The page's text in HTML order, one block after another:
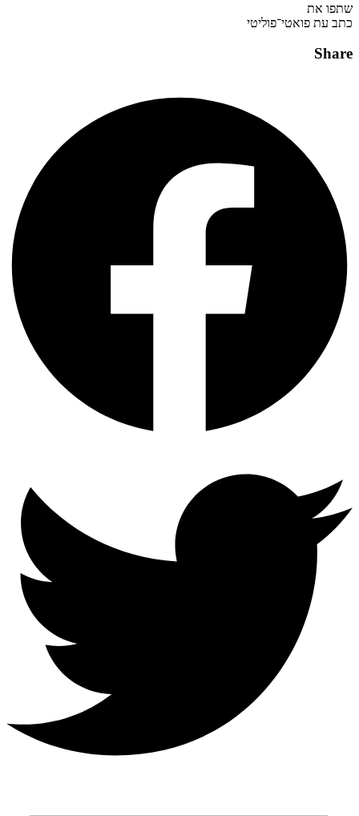
שתפו את
כתב עת פואטי־פוליטי
Share